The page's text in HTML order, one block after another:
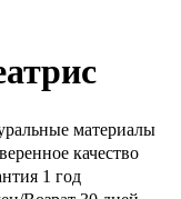
материалы
качество
1 год